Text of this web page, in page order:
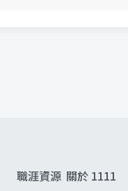
職涯資源 關於 1111